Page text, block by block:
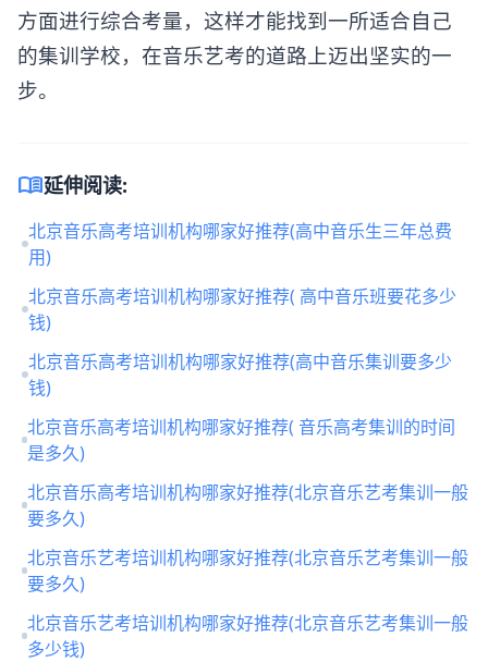
方面进行综合考量，这样才能找到一所适合自己
的集训学校，在音乐艺考的道路上迈出坚实的一
步。
menu_book延伸阅读:
北京音乐高考培训机构哪家好推荐(高中音乐生三年总费
用)
北京音乐高考培训机构哪家好推荐( 高中音乐班要花多少
钱)
北京音乐高考培训机构哪家好推荐(高中音乐集训要多少
钱)
北京音乐高考培训机构哪家好推荐( 音乐高考集训的时间
是多久)
北京音乐高考培训机构哪家好推荐(北京音乐艺考集训一般
要多久)
北京音乐艺考培训机构哪家好推荐(北京音乐艺考集训一般
要多久)
北京音乐艺考培训机构哪家好推荐(北京音乐艺考集训一般
多少钱)